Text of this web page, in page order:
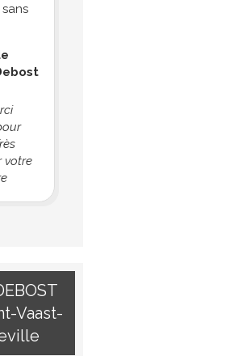
votre
Vaast-